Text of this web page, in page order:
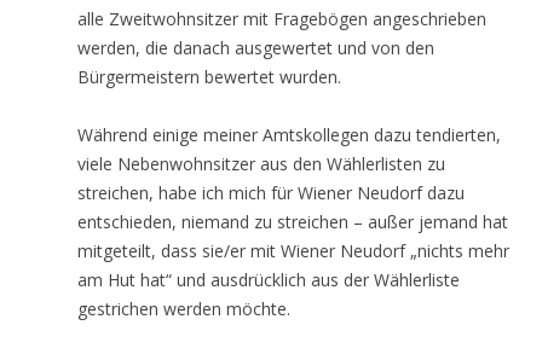
alle Zweitwohnsitzer mit Fragebögen angeschrieben
werden, die danach ausgewertet und von den
Bürgermeistern bewertet wurden.
Während einige meiner Amtskollegen dazu tendierten,
viele Nebenwohnsitzer aus den Wählerlisten zu
streichen, habe ich mich für Wiener Neudorf dazu
entschieden, niemand zu streichen – außer jemand hat
mitgeteilt, dass sie/er mit Wiener Neudorf „nichts mehr
am Hut hat“ und ausdrücklich aus der Wählerliste
gestrichen werden möchte.